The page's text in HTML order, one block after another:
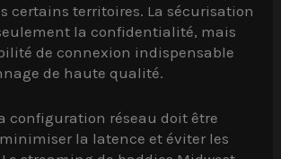
certains territoires. La sécurisation
la confidentialité, mais
de connexion indispensable
de haute qualité.
configuration réseau doit être
la latence et éviter les